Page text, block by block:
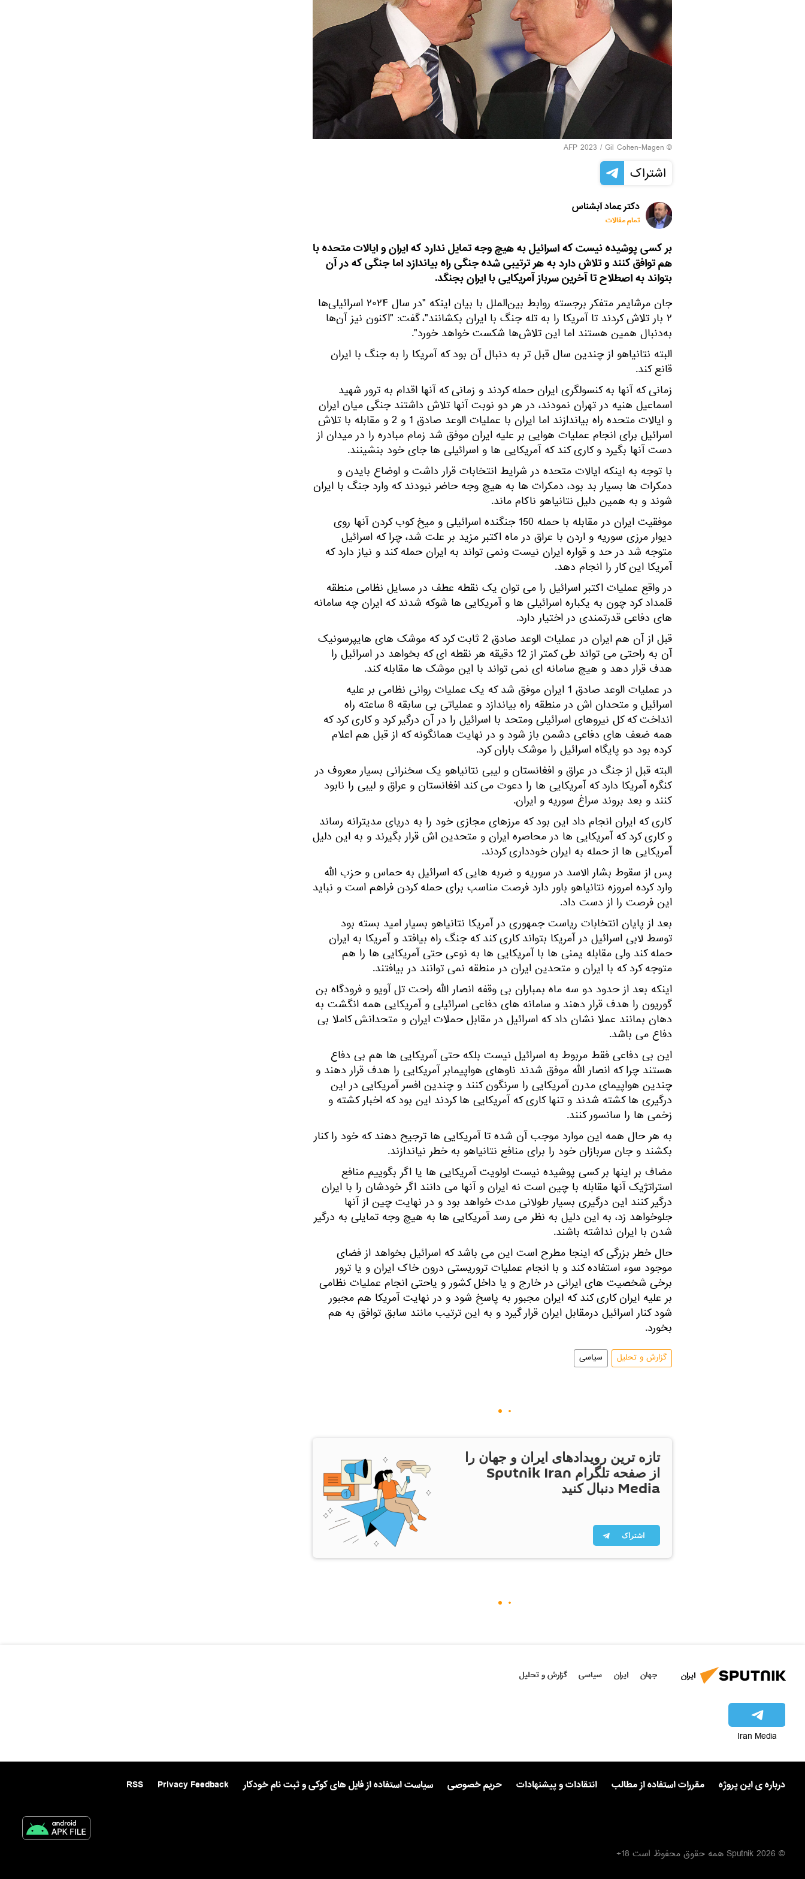
© AFP 2023 / Gil Cohen-Magen
اشتراک
دکتر عماد آبشناس
تمام مقالات
بر کسی پوشیده نیست که اسرائیل به هیچ وجه تمایل ندارد که ایران و ایالات متحده با
هم توافق کنند و تلاش دارد به هر ترتیبی شده جنگی راه بیاندازد اما جنگی که در آن
بتواند به اصطلاح تا آخرین سرباز آمریکایی با ایران بجنگد.
جان مرشایمر متفکر برجسته روابط بین‌الملل با بیان اینکه "در سال ۲۰۲۴ اسرائیلی‌ها
۲ بار تلاش کردند تا آمریکا را به تله جنگ با ایران بکشانند"، گفت: "اکنون نیز آن‌ها
به‌دنبال همین هستند اما این تلاش‌ها شکست خواهد خورد".
البته نتانیاهو از چندین سال قبل تر به دنبال آن بود که آمریکا را به جنگ با ایران
قانع کند.
زمانی که آنها به کنسولگری ایران حمله کردند و زمانی که آنها اقدام به ترور شهید
اسماعیل هنیه در تهران نمودند، در هر دو نوبت آنها تلاش داشتند جنگی میان ایران
و ایالات متحده راه بیاندازند اما ایران با عملیات الوعد صادق 1 و 2 و مقابله با تلاش
اسرائیل برای انجام عملیات هوایی بر علیه ایران موفق شد زمام مبادره را در میدان از
دست آنها بگیرد و کاری کند که آمریکایی ها و اسرائیلی ها جای خود بنشینند.
با توجه به اینکه ایالات متحده در شرایط انتخابات قرار داشت و اوضاع بایدن و
دمکرات ها بسیار بد بود، دمکرات ها به هیچ وجه حاضر نبودند که وارد جنگ با ایران
شوند و به همین دلیل نتانیاهو ناکام ماند.
موفقیت ایران در مقابله با حمله 150 جنگنده اسرائیلی و میخ کوب کردن آنها روی
دیوار مرزی سوریه و اردن با عراق در ماه اکتبر مزید بر علت شد، چرا که اسرائیل
متوجه شد در حد و قواره ایران نیست ونمی تواند به ایران حمله کند و نیاز دارد که
آمریکا این کار را انجام دهد.
در واقع عملیات اکتبر اسرائیل را می توان یک نقطه عطف در مسایل نظامی منطقه
قلمداد کرد چون به یکباره اسرائیلی ها و آمریکایی ها شوکه شدند که ایران چه سامانه
های دفاعی قدرتمندی در اختیار دارد.
قبل از آن هم ایران در عملیات الوعد صادق 2 ثابت کرد که موشک های هایپرسونیک
آن به راحتی می تواند طی کمتر از 12 دقیقه هر نقطه ای که بخواهد در اسرائیل را
هدف قرار دهد و هیچ سامانه ای نمی تواند با این موشک ها مقابله کند.
در عملیات الوعد صادق 1 ایران موفق شد که یک عملیات روانی نظامی بر علیه
اسرائیل و متحدان اش در منطقه راه بیاندازد و عملیاتی بی سابقه 8 ساعته راه
انداخت که کل نیروهای اسرائیلی ومتحد با اسرائیل را در آن درگیر کرد و کاری کرد که
همه ضعف های دفاعی دشمن باز شود و در نهایت همانگونه که از قبل هم اعلام
کرده بود دو پایگاه اسرائیل را موشک باران کرد.
البته قبل از جنگ در عراق و افغانستان و لیبی نتانیاهو یک سخنرانی بسیار معروف در
کنگره آمریکا دارد که آمریکایی ها را دعوت می کند افغانستان و عراق و لیبی را نابود
کنند و بعد بروند سراغ سوریه و ایران.
کاری که ایران انجام داد این بود که مرزهای مجازی خود را به دریای مدیترانه رساند
و کاری کرد که آمریکایی ها در محاصره ایران و متحدین اش قرار بگیرند و به این دلیل
آمریکایی ها از حمله به ایران خودداری کردند.
پس از سقوط بشار الاسد در سوریه و ضربه هایی که اسرائیل به حماس و حزب الله
وارد کرده امروزه نتانیاهو باور دارد فرصت مناسب برای حمله کردن فراهم است و نباید
این فرصت را از دست داد.
بعد از پایان انتخابات ریاست جمهوری در آمریکا نتانیاهو بسیار امید بسته بود
توسط لابی اسرائیل در آمریکا بتواند کاری کند که جنگ راه بیافتد و آمریکا به ایران
حمله کند ولی مقابله یمنی ها با آمریکایی ها به نوعی حتی آمریکایی ها را هم
متوجه کرد که با ایران و متحدین ایران در منطقه نمی توانند در بیافتند.
اینکه بعد از حدود دو سه ماه بمباران بی وقفه انصار الله راحت تل آویو و فرودگاه بن
گوریون را هدف قرار دهند و سامانه های دفاعی اسرائیلی و آمریکایی همه انگشت به
دهان بمانند عملا نشان داد که اسرائیل در مقابل حملات ایران و متحدانش کاملا بی
دفاع می باشد.
این بی دفاعی فقط مربوط به اسرائیل نیست بلکه حتی آمریکایی ها هم بی دفاع
هستند چرا که انصار الله موفق شدند ناوهای هواپیمابر آمریکایی را هدف قرار دهند و
چندین هواپیمای مدرن آمریکایی را سرنگون کنند و چندین افسر آمریکایی در این
درگیری ها کشته شدند و تنها کاری که آمریکایی ها کردند این بود که اخبار کشته و
زخمی ها را سانسور کنند.
به هر حال همه این موارد موجب آن شده تا آمریکایی ها ترجیح دهند که خود را کنار
بکشند و جان سربازان خود را برای منافع نتانیاهو به خطر نیاندازند.
مضاف بر اینها بر کسی پوشیده نیست اولویت آمریکایی ها یا اگر بگوییم منافع
استراتژیک آنها مقابله با چین است نه ایران و آنها می دانند اگر خودشان را با ایران
درگیر کنند این درگیری بسیار طولانی مدت خواهد بود و در نهایت چین از آنها
جلوخواهد زد، به این دلیل به نظر می رسد آمریکایی ها به هیچ وجه تمایلی به درگیر
شدن با ایران نداشته باشند.
حال خطر بزرگی که اینجا مطرح است این می باشد که اسرائیل بخواهد از فضای
موجود سوء استفاده کند و با انجام عملیات تروریستی درون خاک ایران و یا ترور
برخی شخصیت های ایرانی در خارج و یا داخل کشور و یاحتی انجام عملیات نظامی
بر علیه ایران کاری کند که ایران مجبور به پاسخ شود و در نهایت آمریکا هم مجبور
شود کنار اسرائیل درمقابل ایران قرار گیرد و به این ترتیب مانند سابق توافق به هم
بخورد.
گزارش و تحلیل سیاسی
تازه ترین رویدادهای ایران و جهان را
از صفحه تلگرام Sputnik Iran
Media دنبال کنید
اشتراک
ایران جهان ایران سیاسی گزارش و تحلیل
Iran Media
درباره ی این پروژه مقررات استفاده از مطالب انتقادات و پیشنهادات حریم خصوصی سیاست استفاده از فایل های کوکی و ثبت نام خودکار Privacy Feedback
RSS
© 2026 Sputnik همه حقوق محفوظ است 18+